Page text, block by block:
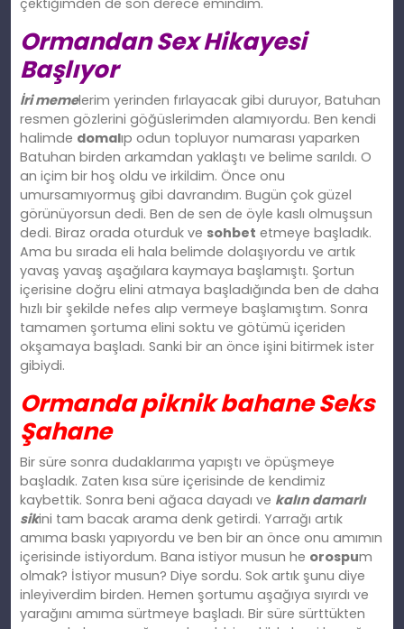
Ormandan Sex Hikayesi
Başlıyor
İri memelerim yerinden fırlayacak gibi duruyor, Batuhan
resmen gözlerini göğüslerimden alamıyordu. Ben kendi
halimde domalıp odun topluyor numarası yaparken
Batuhan birden arkamdan yaklaştı ve belime sarıldı. O
an içim bir hoş oldu ve irkildim. Önce onu
umursamıyormuş gibi davrandım. Bugün çok güzel
görünüyorsun dedi. Ben de sen de öyle kaslı olmuşsun
dedi. Biraz orada oturduk ve sohbet etmeye başladık.
Ama bu sırada eli hala belimde dolaşıyordu ve artık
yavaş yavaş aşağılara kaymaya başlamıştı. Şortun
içerisine doğru elini atmaya başladığında ben de daha
hızlı bir şekilde nefes alıp vermeye başlamıştım. Sonra
tamamen şortuma elini soktu ve götümü içeriden
okşamaya başladı. Sanki bir an önce işini bitirmek ister
gibiydi.
Ormanda piknik bahane Seks
Şahane
Bir süre sonra dudaklarıma yapıştı ve öpüşmeye
başladık. Zaten kısa süre içerisinde de kendimiz
kaybettik. Sonra beni ağaca dayadı ve kalın damarlı
sikini tam bacak arama denk getirdi. Yarrağı artık
amıma baskı yapıyordu ve ben bir an önce onu amımın
içerisinde istiyordum. Bana istiyor musun he orospum
olmak? İstiyor musun? Diye sordu. Sok artık şunu diye
inleyiverdim birden. Hemen şortumu aşağıya sıyırdı ve
yarağını amıma sürtmeye başladı. Bir süre sürttükten